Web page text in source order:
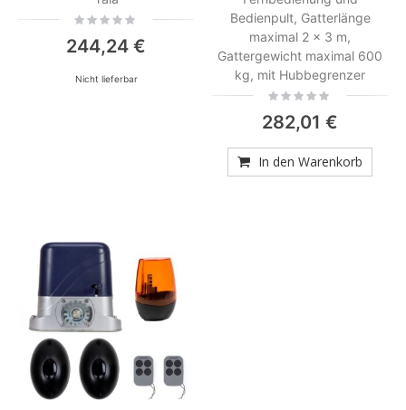
Rating:
244,24 €
Nicht lieferbar
Bedienpult, Gatterlänge
maximal 2 x 3 m,
Gattergewicht maximal 600
kg, mit Hubbegrenzer
Rating:
282,01 €
In den Warenkorb